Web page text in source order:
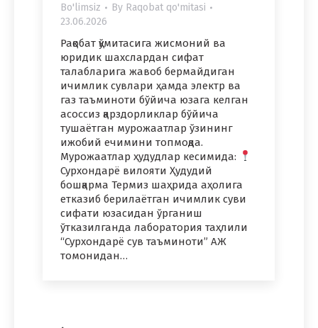
Bo'limsiz By Raqobat qo'mitasi
23.06.2026
Рақобат қўмитасига жисмоний ва
юридик шахслардан сифат
талабларига жавоб бермайдиган
ичимлик сувлари ҳамда электр ва
газ таъминоти бўйича юзага келган
асоссиз қарздорликлар бўйича
тушаётган мурожаатлар ўзининг
ижобий ечимини топмоқда.
Мурожаатлар ҳудудлар кесимида:
Сурхондарё вилояти Ҳудудий
бошқарма Термиз шаҳрида аҳолига
етказиб берилаётган ичимлик суви
сифати юзасидан ўрганиш
ўтказилганда лаборатория таҳлили
“Сурхондарё сув таъминоти” АЖ
томонидан…